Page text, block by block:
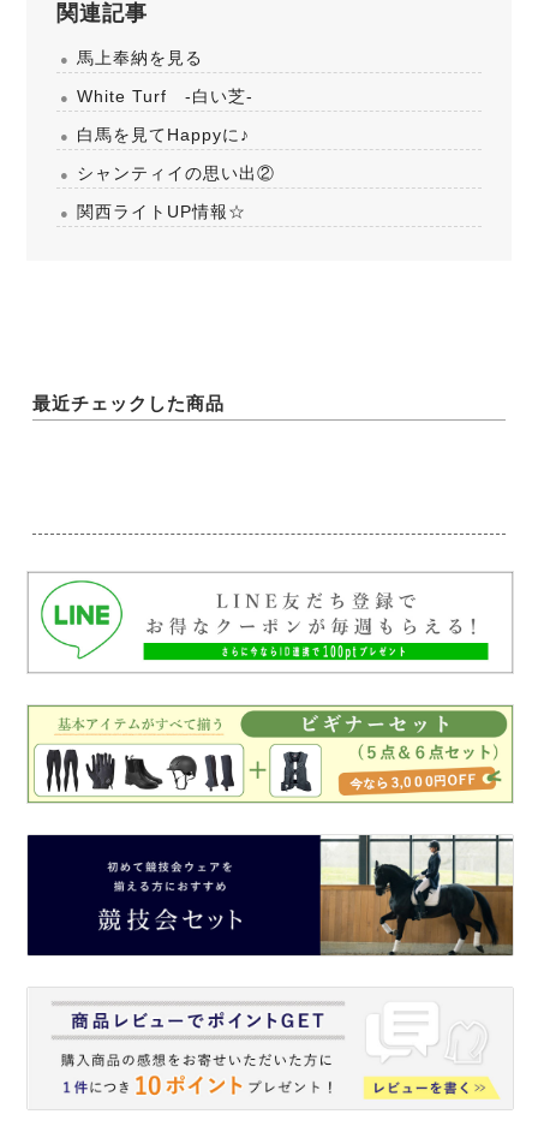
関連記事
馬上奉納を見る
White Turf -白い芝-
白馬を見てHappyに♪
シャンティイの思い出②
関西ライトUP情報☆
最近チェックした商品